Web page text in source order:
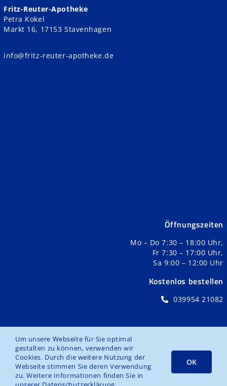
Fritz-Reuter-Apotheke
Petra Kokel
Markt 16, 17153 Stavenhagen
info@fritz-reuter-apotheke.de
Öffnungszeiten
Mo – Do 7:30 – 18:00 Uhr,
Fr 7:30 – 17:00 Uhr,
Sa 9:00 – 12:00 Uhr
Kostenlos bestellen
039954 21082
Impressum Datenschutz
Um unsere Webseite für Sie optimal
gestalten zu können, verwenden wir
Cookies. Durch die weitere Nutzung der
Webseite stimmen Sie deren Verwendung
zu. Weitere Informationen finden Sie in
OK